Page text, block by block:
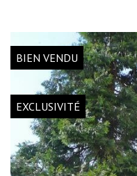
BIEN VENDU
EXCLUSIVITÉ